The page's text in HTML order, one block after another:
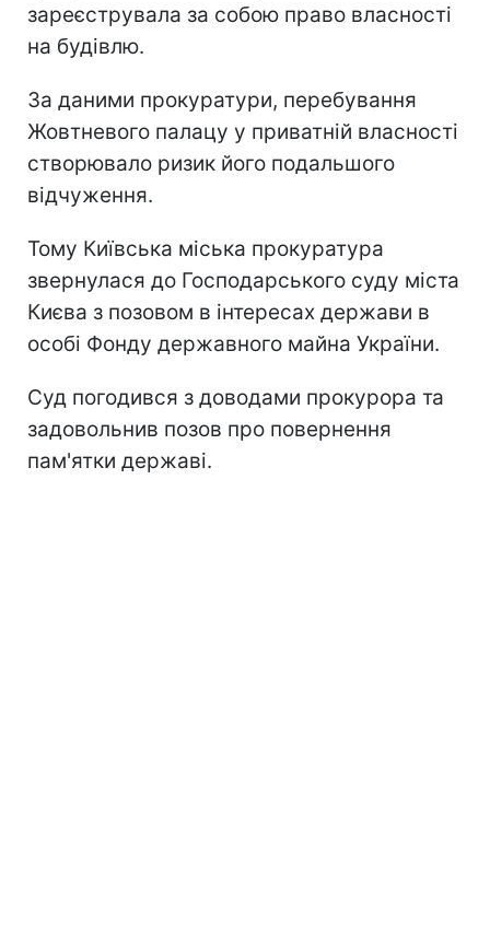
зареєструвала за собою право власності
на будівлю.
За даними прокуратури, перебування
Жовтневого палацу у приватній власності
створювало ризик його подальшого
відчуження.
Тому Київська міська прокуратура
звернулася до Господарського суду міста
Києва з позовом в інтересах держави в
особі Фонду державного майна України.
Суд погодився з доводами прокурора та
задовольнив позов про повернення
пам'ятки державі.